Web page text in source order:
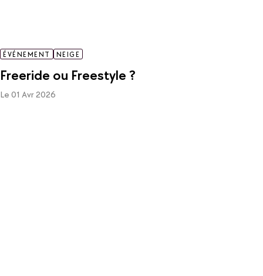
ÉVÉNEMENT NEIGE
Freeride ou Freestyle ?
Le 01 Avr 2026